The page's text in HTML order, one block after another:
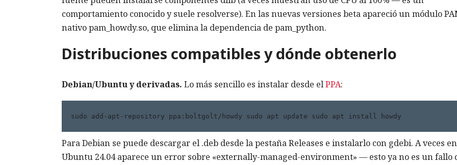
comportamiento conocido y suele resolverse). En las nuevas versiones beta apareció un módulo
nativo pam_howdy.so, que elimina la dependencia de pam_python.
Distribuciones compatibles y dónde obtenerlo
Debian/Ubuntu y derivadas. Lo más sencillo es instalar desde elPPA:
sudo add-apt-repository ppa:boltgolt/howdy sudo apt update sudo apt install howdy
Para Debian se puede descargar el .deb desde la pestaña Releases e instalarlo con gdebi. A veces en
Ubuntu 24.04 aparece un error sobre «externally-managed-environment» — esto ya no es un fallo